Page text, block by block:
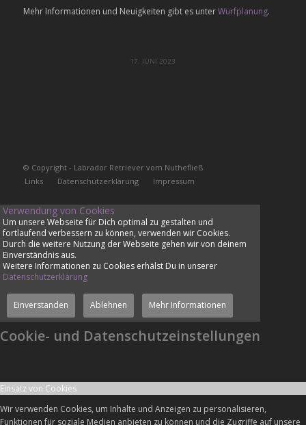
Mehr Informationen und Neuigkeiten gibt es unterWurfplanung.
17. JUNI 2023
© Copyright - Labrador Retriever vom Nuthefließ
Links
Datenschutzerklärung Impressum
Verwendung von Cookies
Um unsere Webseite für Dich optimal zu gestalten und
fortlaufend verbessern zu können, verwenden wir Cookies.
Durch die weitere Nutzung der Webseite gehen wir von deinem
Einverständnis aus.
Weitere Informationen zu Cookies erhälst Du in unserer
Datenschutzerklärung
Einverstanden Ablehnen Mehr Informationen
Cookie- und Datenschutzeinstellungen
Einsatz von Cookies
Wir verwenden Cookies, um Inhalte und Anzeigen zu personalisieren,
Funktionen für soziale Medien anbieten zu können und die Zugriffe auf unsere